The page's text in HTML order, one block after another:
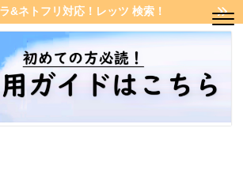
&ネトフリ対応！レッツ 検索！